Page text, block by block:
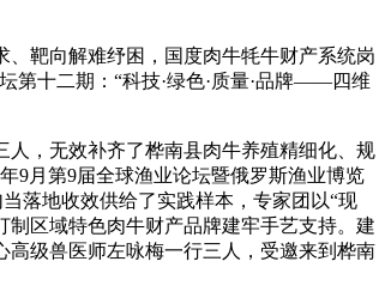
靶向解难纾困，国度肉牛牦牛财产系统岗
第十二期：“科技·绿色·质量·品牌——四维
，无效补齐了桦南县肉牛养殖精细化、规
9月第9届全球渔业论坛暨俄罗斯渔业博览
落地收效供给了实践样本，专家团以“现
区域特色肉牛财产品牌建牢手艺支持。建
级兽医师左咏梅一行三人，受邀来到桦南